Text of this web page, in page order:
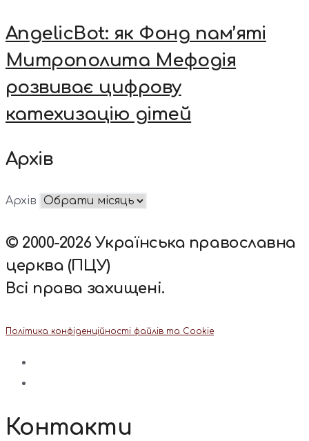
AngelicBot: як Фонд пам’яті
Митрополита Мефодія
розвиває цифрову
катехизацію дітей
Архів
Архів
© 2000-2026 Українська православна
церква (ПЦУ)
Всі права захищені.
Політика конфіденційності файлів та Cookie
Контакти